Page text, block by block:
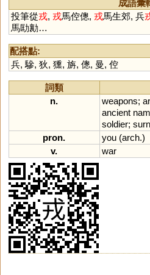
成語彙
投筆從戎, 戎馬倥傯, 戎馬生郊, 兵
馬劻勷…
配搭點:
兵, 驂, 狄, 獯, 旃, 傯, 曼, 倥
詞類
n.
weapons;
ancient
soldier;
pron.
you(arch.)
v.
war